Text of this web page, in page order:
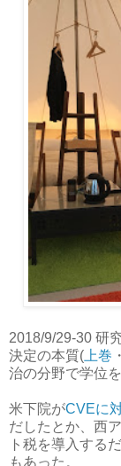
2018/9/29-30 研
決定の本質( 上巻 ・
治の分野で学位
米下院がCVEに
だしたとか、西
ト税を導入する
もあった。